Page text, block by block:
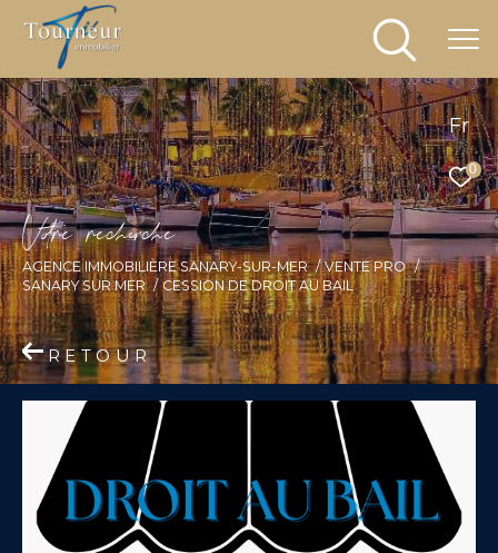
Fr
0
Vore recece
AGENCE IMMOBILIÈRE SANARY-SUR-MER
VENTE PRO
SANARY SUR MER
CESSION DE DROIT AU BAIL
RETOUR